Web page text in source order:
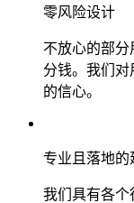
零风险设计
不放心的部
分钱。我们
的信心。
专业且落地的
我们具有各个